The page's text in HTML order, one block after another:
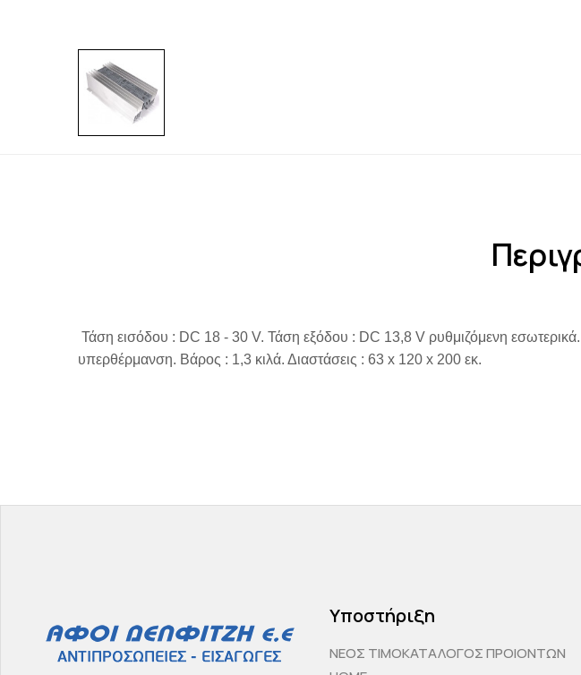
Τάση εισόδου : DC 18 - 30 V. Τάση εξόδου : DC 13,8 V ρυθμιζόμενη
υπερθέρμανση. Βάρος : 1,3 κιλά. Διαστάσεις : 63 x 120 x 200 εκ.
Υποστήριξη
ΝΕΟΣ ΤΙΜΟΚΑΤΑΛΟΓΟΣ ΠΡΟΙΟΝΤΩΝ